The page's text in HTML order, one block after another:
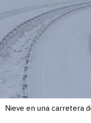
Nieve en una carretera